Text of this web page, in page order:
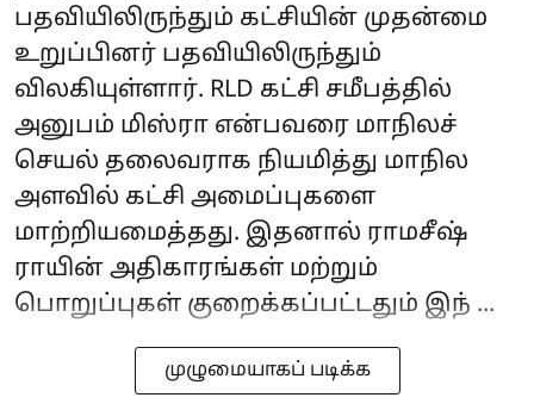
பதவியிலிருந்தும் கட்சியின் முதன்மை
உறுப்பினர் பதவியிலிருந்தும்
விலகியுள்ளார். RLD கட்சி சமீபத்தில்
அனுபம் மிஸ்ரா என்பவரை மாநிலச்
செயல் தலைவராக நியமித்து மாநில
அளவில் கட்சி அமைப்புகளை
மாற்றியமைத்தது. இதனால் ராமசீஷ்
ராயின் அதிகாரங்கள் மற்றும்
பொறுப்புகள் குறைக்கப்பட்டதும் இந் ...
முழுமையாகப் படிக்க